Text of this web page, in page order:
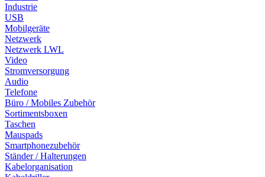
Industrie
USB
Mobilgeräte
Netzwerk
Netzwerk LWL
Video
Stromversorgung
Audio
Telefone
Büro / Mobiles Zubehör
Sortimentsboxen
Taschen
Mauspads
Smartphonezubehör
Ständer / Halterungen
Kabelorganisation